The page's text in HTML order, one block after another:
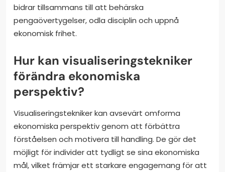
bidrar tillsammans till att behärska
pengaövertygelser, odla disciplin och uppnå
ekonomisk frihet.
Hur kan visualiseringstekniker
förändra ekonomiska
perspektiv?
Visualiseringstekniker kan avsevärt omforma
ekonomiska perspektiv genom att förbättra
förståelsen och motivera till handling. De gör det
möjligt för individer att tydligt se sina ekonomiska
mål, vilket främjar ett starkare engagemang för att